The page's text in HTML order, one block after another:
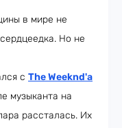
в мире не
Но не
с The Weeknd'а
музыканта на
рассталась. Их